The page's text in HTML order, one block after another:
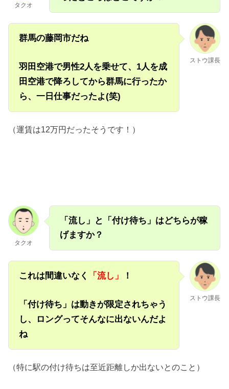
タクオ
群馬の藤岡市だね
羽田空港で男性2人を乗せて、1人を成
田空港で降ろしてから群馬に行ったか
ら、一日仕事だったよ(笑)
ストウ課長
（運賃は12万円だったそうです！）
タクオ
「流し」と「付け待ち」はどちらが稼
げますか？
これは間違いなく 「流し」 ！
「付け待ち」は動きが限定されちゃう
し、ロングってそんなに出ないんだよ
ね
ストウ課長
（特に駅の付け待ちは至近距離しか出ないとのこと）